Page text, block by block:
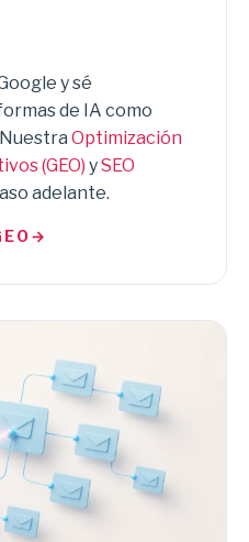
y sé
de IA como
Optimización
(GEO) ySEO
adelante.
→